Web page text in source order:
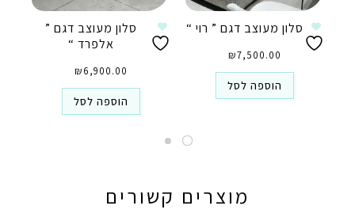
סלון מעוצב דגם ” רוי “
₪7,500.00
הוספה לסל
סלון מעוצב דגם ”
אלפרד “
₪6,900.00
הוספה לסל
מוצרים קשורים